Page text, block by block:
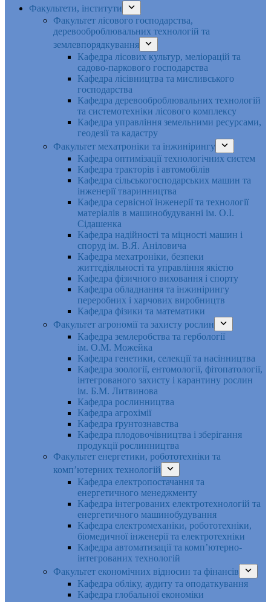
Факультети, інститути
Факультет лісового господарства,
деревооброблювальних технологій та
землевпорядкування
Кафедра лісових культур, меліорацій та
садово-паркового господарства
Кафедра лісівництва та мисливського
господарства
Кафедра деревооброблювальних технологій
та системотехніки лісового комплексу
Кафедра управління земельними ресурсами,
геодезії та кадастру
Факультет мехатроніки та інжинірингу
Кафедра оптимізації технологічних систем
Кафедра тракторів і автомобілів
Кафедра сільськогосподарських машин та
інженерії тваринництва
Кафедра cервісної інженерії та технології
матеріалів в машинобудуванні ім. О.І.
Сідашенка
Кафедра надійності та міцності машин і
споруд ім. В.Я. Аніловича
Кафедра мехатроніки, безпеки
життєдіяльності та управління якістю
Кафедра фізичного виховання і спорту
Кафедра обладнання та інжинірингу
переробних і харчових виробництв
Кафедра фізики та математики
Факультет агрономії та захисту рослин
Кафедра землеробства та гербології
ім. О.М. Можейка
Кафедра генетики, селекції та насінництва
Кафедра зоології, ентомології, фітопатології,
інтегрованого захисту і карантину рослин
ім. Б.М. Литвинова
Кафедра рослинництва
Кафедра агрохімії
Кафедра ґрунтознавства
Кафедра плодовочівництва і зберігання
продукції рослинництва
Факультет енергетики, робототехніки та
комп’ютерних технологій
Кафедра електропостачання та
енергетичного менеджменту
Кафедра інтегрованих електротехнологій та
енергетичного машинобудування
Кафедра електромеханіки, робототехніки,
біомедичної інженерії та електротехніки
Кафедра автоматизації та комп’ютерно-
інтегрованих технологій
Факультет економічних відносин та фінансів
Кафедра обліку, аудиту та оподаткування
Кафедра глобальної економіки